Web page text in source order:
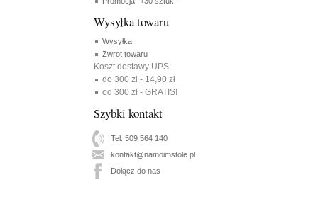
Wysyłka towaru
Wysyłka
Zwrot towaru
Koszt dostawy UPS:
do 300 zł - 14,90 zł
od 300 zł - GRATIS!
Szybki kontakt
Tel: 509 564 140
kontakt@namoimstole.pl
Dołącz do nas